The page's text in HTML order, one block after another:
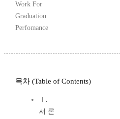
Work For
Graduation
Perfomance
목차 (Table of Contents)
Ⅰ.
서 론